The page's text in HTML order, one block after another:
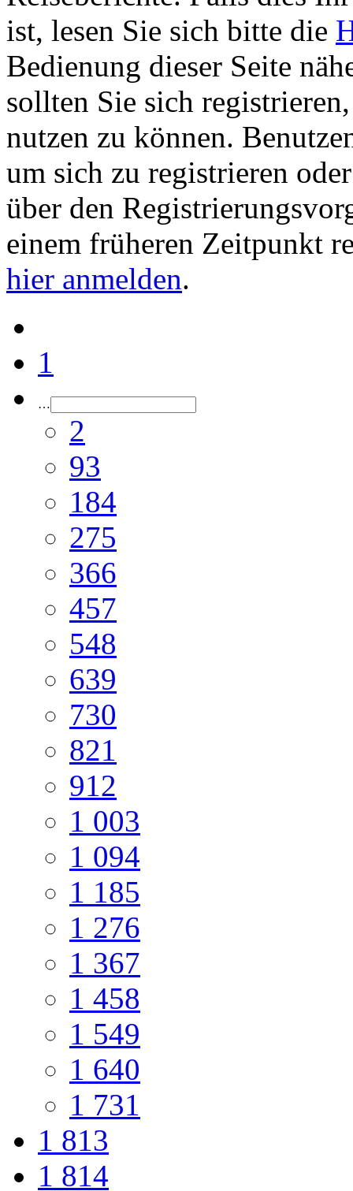
ist, lesen Sie sich bitte die
Bedienung dieser Seite
sollten Sie sich
nutzen zu können.
um sich zu registrieren
über den
einem früheren Zeitpunkt
hier anmelden.
1
…
2
93
184
275
366
457
548
639
730
821
912
1 003
1 094
1 185
1 276
1 367
1 458
1 549
1 640
1 731
1 813
1 814